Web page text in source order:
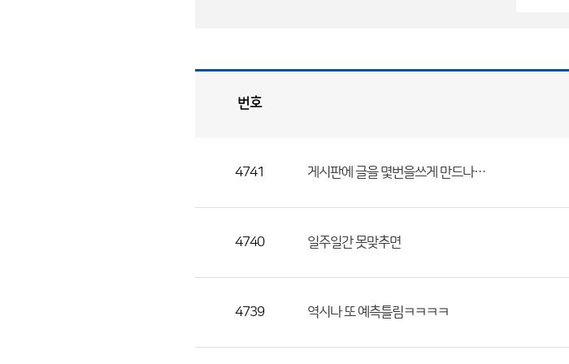
로
번호
4741 게시판에 글을 몇번을쓰게 만드나…
4740 일주일간 못맞추면
4739 역시나 또 예측틀림ㅋㅋㅋㅋ